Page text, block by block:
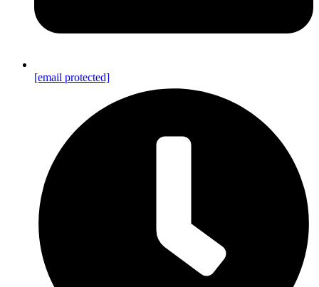
[email protected]